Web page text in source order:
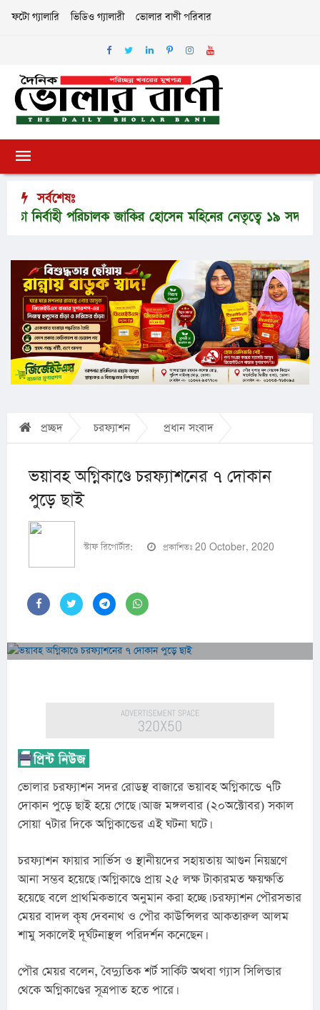
ফটো গ্যালারি ভিডিও গ্যালারী ভোলার বাণী পরিবার
সর্বশেষঃ
পরিচালক জাকির হোসেন মহিনের নেতৃত্বে ১৯ সদস্যের
প্রচ্ছদ চরফ্যাশন প্রধান সংবাদ
ভয়াবহ অগ্নিকাণ্ডে চরফ্যাশনের ৭ দোকান
পুড়ে ছাই
স্টাফ রিপোর্টার: প্রকাশিতঃ 20 October, 2020
ভোলার চরফ্যাশন সদর রোডস্থ বাজারে ভয়াবহ অগ্নিকান্ডে ৭টি
দোকান পুড়ে ছাই হয়ে গেছে। আজ মঙ্গলবার (২০অক্টোবর) সকাল
সোয়া ৭টার দিকে অগ্নিকান্ডের এই ঘটনা ঘটে।
চরফ্যাশন ফায়ার সার্ভিস ও স্থানীয়দের সহায়তায় আগুন নিয়ন্ত্রণে
আনা সম্ভব হয়েছে। অগ্নিকাণ্ডে প্রায় ২৫ লক্ষ টাকারমত ক্ষয়ক্ষতি
হয়েছে বলে প্রাথমিকভাবে অনুমান করা হচ্ছে। চরফ্যাশন পৌরসভার
মেয়র বাদল কৃষ দেবনাথ ও পৌর কাউন্সিলর আকতারুল আলম
শামু সকালেই দূর্ঘটনাস্থল পরিদর্শন কনেছেন।
পৌর মেয়র বলেন, বৈদ্যুতিক শর্ট সার্কিট অথবা গ্যাস সিলিন্ডার
থেকে অগ্নিকাণ্ডের সূত্রপাত হতে পারে।